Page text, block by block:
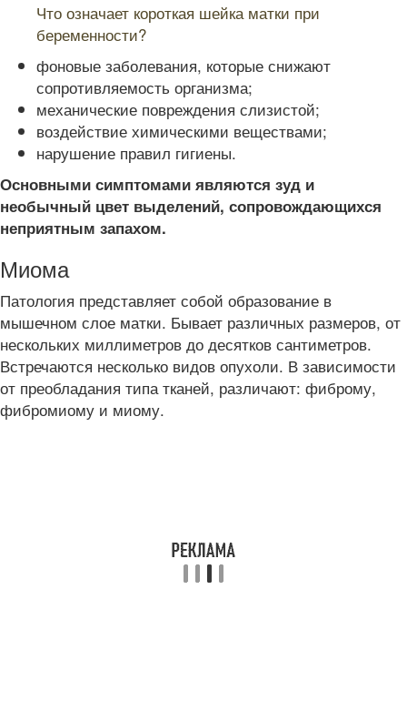
Что означает короткая шейка матки при
беременности?
фоновые заболевания, которые снижают
сопротивляемость организма;
механические повреждения слизистой;
воздействие химическими веществами;
нарушение правил гигиены.
Основными симптомами являются зуд и
необычный цвет выделений, сопровождающихся
неприятным запахом.
Миома
Патология представляет собой образование в
мышечном слое матки. Бывает различных размеров, от
нескольких миллиметров до десятков сантиметров.
Встречаются несколько видов опухоли. В зависимости
от преобладания типа тканей, различают: фиброму,
фибромиому и миому.